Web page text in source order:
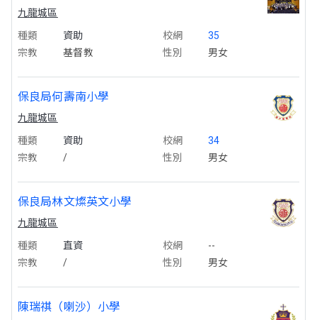
九龍城區
種類
資助
宗教
基督教
校網
35
性別
男女
九龍城區
保良局何壽南小學
種類
資助
宗教
/
校網
34
性別
男女
九龍城區
保良局林文燦英文小學
種類
直資
宗教
/
校網
--
性別
男女
陳瑞祺（喇沙）小學